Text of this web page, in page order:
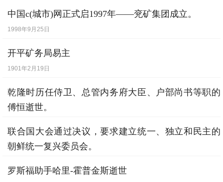
中国c(城市)网正式启1997年——兖矿集团成立。
1998年9月25日
开平矿务局易主
1901年2月19日
乾隆时历任侍卫、总管内务府大臣、户部尚书等职的
傅恒逝世。
联合国大会通过决议，要求建立统一、独立和民主的
朝鲜统一复兴委员会。
罗斯福助手哈里-霍普金斯逝世